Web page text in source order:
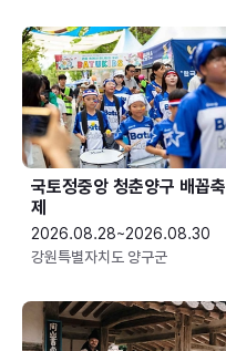
국토정중앙 청춘양구 배꼽축
제
2026.08.28~2026.08.30
강원특별자치도 양구군